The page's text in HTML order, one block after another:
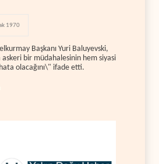
1970
Başkanı Yuri Baluyevski,
bir müdahalesinin hem siyasi
olacağını\" ifade etti.